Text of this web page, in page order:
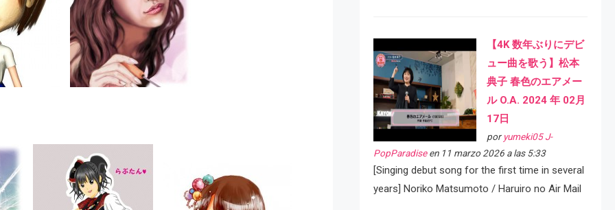
【4K 数年ぶりにデビ
ュー曲を歌う】松本
典子 春色のエアメー
ル O.A. 2024 年 02月
17日
por yumeki05 J-
PopParadiseen 11 marzo 2026 a las 5:33
[Singing debut song for the first time in several
years] Noriko Matsumoto / Haruiro no Air Mail